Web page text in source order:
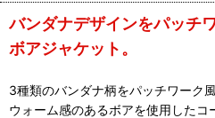
バンダナデザインをパッチ
ボアジャケット。
3種類のバンダナ柄をパッチワーク
ウォーム感のあるボアを使用した